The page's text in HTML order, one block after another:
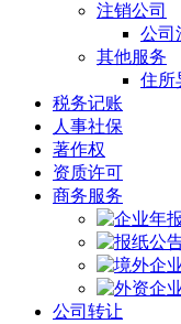
注销公司
公司
其他服务
住所
税务记账
人事社保
著作权
资质许可
商务服务
公司转让